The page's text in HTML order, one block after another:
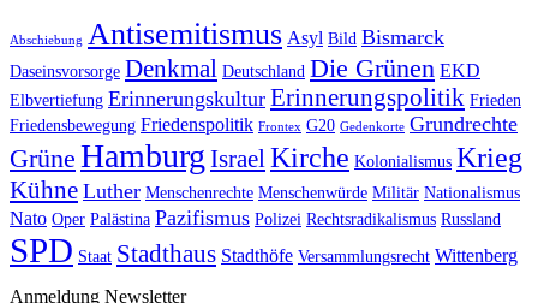
Abschiebung Antisemitismus Asyl Bild Bismarck
Daseinsvorsorge Denkmal Deutschland Die Grünen EKD
Elbvertiefung Erinnerungskultur Erinnerungspolitik Frieden
Friedensbewegung Friedenspolitik Frontex G20 Gedenkorte Grundrechte
Grüne Hamburg Israel Kirche Kolonialismus Krieg
Kühne Luther Menschenrechte Menschenwürde Militär Nationalismus
Nato Oper Palästina Pazifismus Polizei Rechtsradikalismus Russland
SPD Staat Stadthaus Stadthöfe Versammlungsrecht Wittenberg
Anmeldung Newsletter